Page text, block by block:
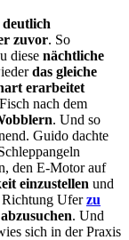
zuvor. So
diese nächtliche
das gleiche
erarbeitet
nach dem
. Und so
Guido dachte
den E-Motor auf
einzustellen und
Richtung Uferzu
abzusuchen. Und
sich in der Praxis